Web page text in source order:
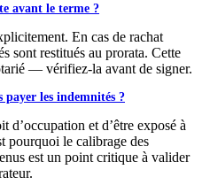
avant le terme ?
En cas de rachat
sont restitués au prorata. Cette
— vérifiez-la avant de signer.
payer les indemnités ?
d’occupation et d’être exposé à
pourquoi le calibrage des
est un point critique à valider